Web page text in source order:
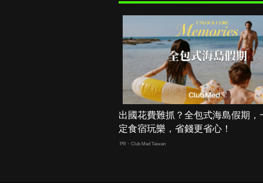
出國花費難抓？全包式海島假期，
定食宿玩樂，省錢更省心！
PR・Club Med Taiwan